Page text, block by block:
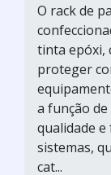
O rack de
tinta epóxi,
proteger
a função
qualidade
sistemas,
cat...